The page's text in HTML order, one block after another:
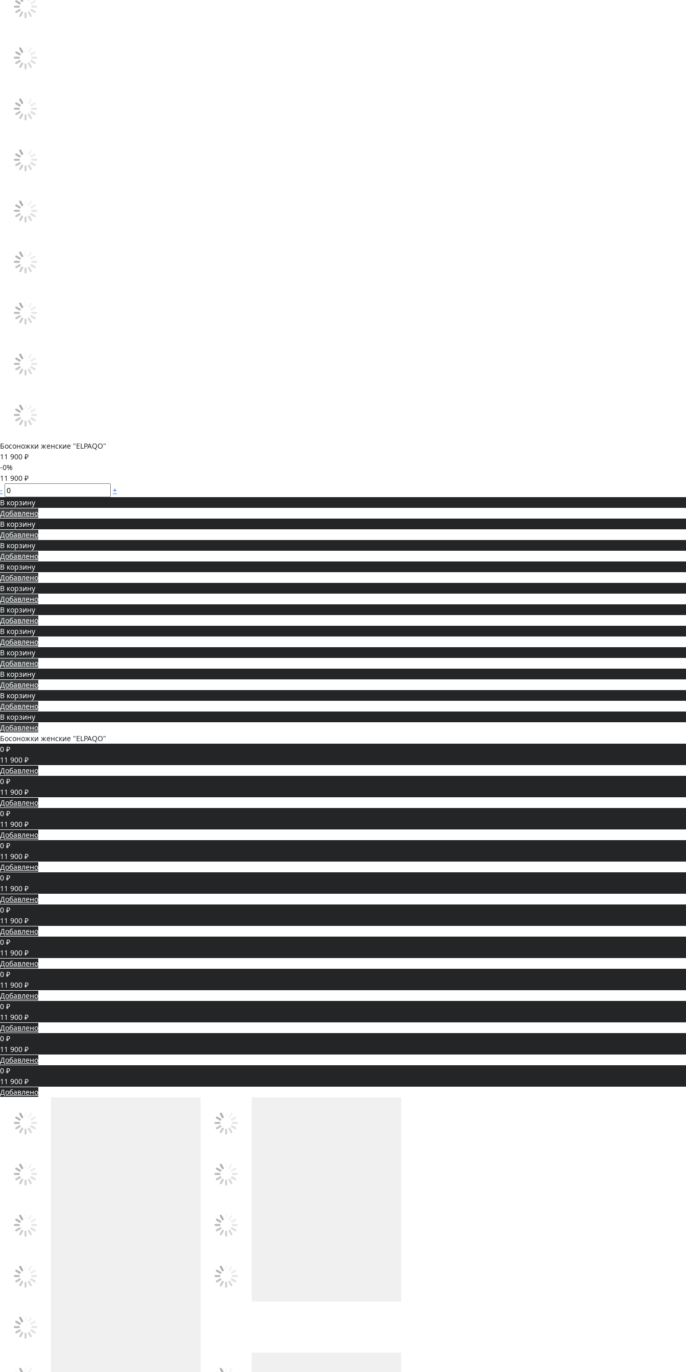
Босоножки женские "ELPAQO"
11 900 ₽
-0%
11 900 ₽
-
+
В корзину
Добавлено
В корзину
Добавлено
В корзину
Добавлено
В корзину
Добавлено
В корзину
Добавлено
В корзину
Добавлено
В корзину
Добавлено
В корзину
Добавлено
В корзину
Добавлено
В корзину
Добавлено
В корзину
Добавлено
Босоножки женские "ELPAQO"
0 ₽
11 900 ₽
Добавлено
0 ₽
11 900 ₽
Добавлено
0 ₽
11 900 ₽
Добавлено
0 ₽
11 900 ₽
Добавлено
0 ₽
11 900 ₽
Добавлено
0 ₽
11 900 ₽
Добавлено
0 ₽
11 900 ₽
Добавлено
0 ₽
11 900 ₽
Добавлено
0 ₽
11 900 ₽
Добавлено
0 ₽
11 900 ₽
Добавлено
0 ₽
11 900 ₽
Добавлено